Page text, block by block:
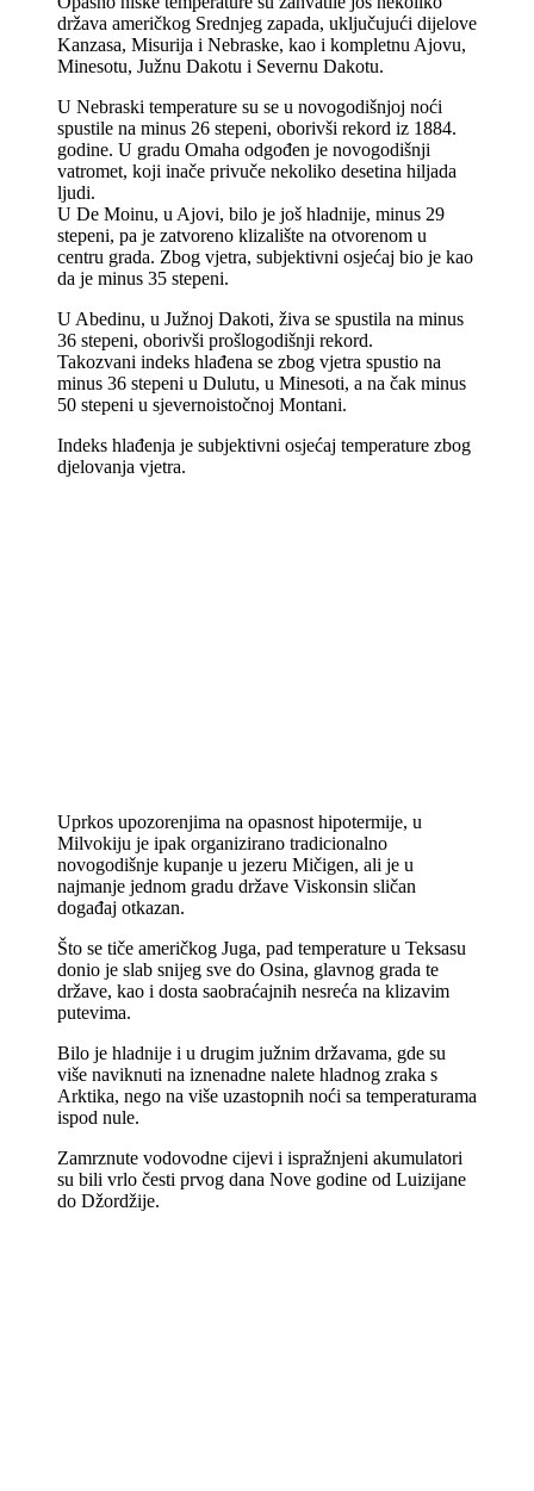
država američkog Srednjeg zapada, uključujući dijelove
Kanzasa, Misurija i Nebraske, kao i kompletnu Ajovu,
Minesotu, Južnu Dakotu i Severnu Dakotu.
U Nebraski temperature su se u novogodišnjoj noći
spustile na minus 26 stepeni, oborivši rekord iz 1884.
godine. U gradu Omaha odgođen je novogodišnji
vatromet, koji inače privuče nekoliko desetina hiljada
ljudi.
U De Moinu, u Ajovi, bilo je još hladnije, minus 29
stepeni, pa je zatvoreno klizalište na otvorenom u
centru grada. Zbog vjetra, subjektivni osjećaj bio je kao
da je minus 35 stepeni.
U Abedinu, u Južnoj Dakoti, živa se spustila na minus
36 stepeni, oborivši prošlogodišnji rekord.
Takozvani indeks hlađena se zbog vjetra spustio na
minus 36 stepeni u Dulutu, u Minesoti, a na čak minus
50 stepeni u sjevernoistočnoj Montani.
Indeks hlađenja je subjektivni osjećaj temperature zbog
djelovanja vjetra.
Uprkos upozorenjima na opasnost hipotermije, u
Milvokiju je ipak organizirano tradicionalno
novogodišnje kupanje u jezeru Mičigen, ali je u
najmanje jednom gradu države Viskonsin sličan
događaj otkazan.
Što se tiče američkog Juga, pad temperature u Teksasu
donio je slab snijeg sve do Osina, glavnog grada te
države, kao i dosta saobraćajnih nesreća na klizavim
putevima.
Bilo je hladnije i u drugim južnim državama, gde su
više naviknuti na iznenadne nalete hladnog zraka s
Arktika, nego na više uzastopnih noći sa temperaturama
ispod nule.
Zamrznute vodovodne cijevi i ispražnjeni akumulatori
su bili vrlo česti prvog dana Nove godine od Luizijane
do Džordžije.